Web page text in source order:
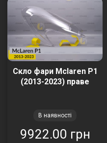
Скло фари Mclaren P1
(2013-2023) праве
В наявності
9922.00 грн